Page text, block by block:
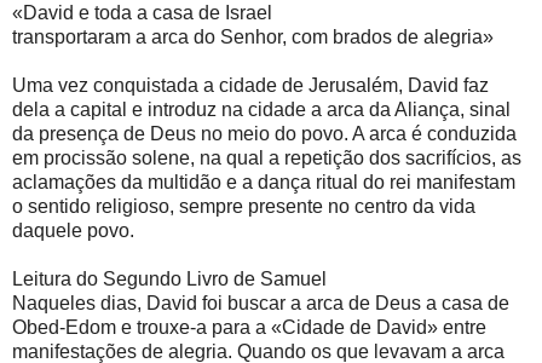
«David e toda a casa de Israel
transportaram a arca do Senhor, com brados de alegria»
Uma vez conquistada a cidade de Jerusalém, David faz
dela a capital e introduz na cidade a arca da Aliança, sinal
da presença de Deus no meio do povo. A arca é conduzida
em procissão solene, na qual a repetição dos sacrifícios, as
aclamações da multidão e a dança ritual do rei manifestam
o sentido religioso, sempre presente no centro da vida
daquele povo.
Leitura do Segundo Livro de Samuel
Naqueles dias, David foi buscar a arca de Deus a casa de
Obed-Edom e trouxe-a para a «Cidade de David» entre
manifestações de alegria. Quando os que levavam a arca